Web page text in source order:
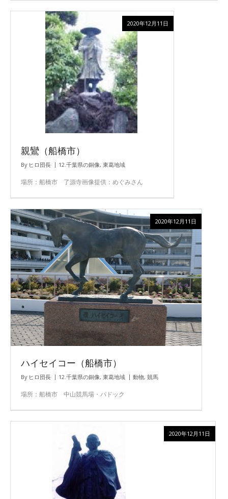
親鸞（船橋市）
By ヒロ団長 12.千葉県の銅像, 東葛地域
場所：船橋市 了源寺画像提供：めぐみさん
2020年12月11日
ハイセイコー（船橋市）
By ヒロ団長 12.千葉県の銅像, 東葛地域 動物, 競馬
場所：船橋市 中山競馬場・パドック
2020年12月11日
2020年12月11日